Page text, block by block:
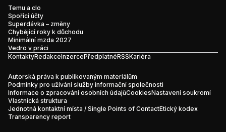
Temu a clo
Spořící účty
Superdávka – změny
Chybějící roky k důchodu
Minimální mzda 2027
Vedro v práci
KontaktyRedakceInzercePředplatnéRSSKariéra
Autorská práva k publikovaným materiálům
Podmínky pro užívání služby informační společnosti
Informace o zpracování osobních údajůCookiesNastavení soukromí
Vlastnická struktura
Jednotná kontaktní místa / Single Points of ContactEtický kodex
Transparency report